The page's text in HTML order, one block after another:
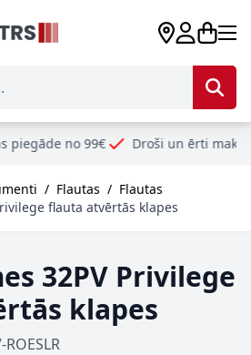
no 99€ Droši un ērti maksājumu
/ Flautas / Flautas
flauta atvērtās klapes
32PV Privilege
klapes